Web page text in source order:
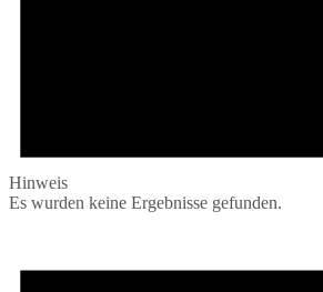
Hinweis
Es wurden keine Ergebnisse gefunden.